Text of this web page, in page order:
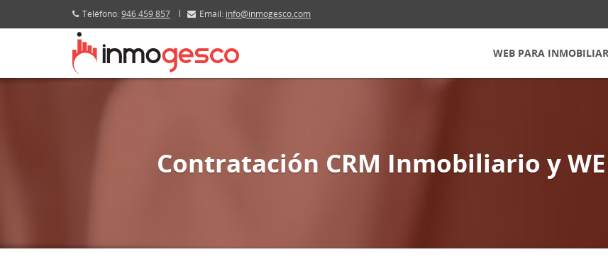
Teléfono: 946 459 857 Email: info@inmogesco.com
WEB PARA
Contratación CRM Inmobiliario y